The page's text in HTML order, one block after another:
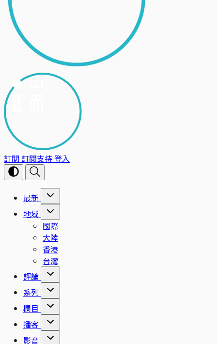
訂閱 訂閱支持登入
最新
地域
國際
大陸
香港
台灣
評論
系列
欄目
播客
影音